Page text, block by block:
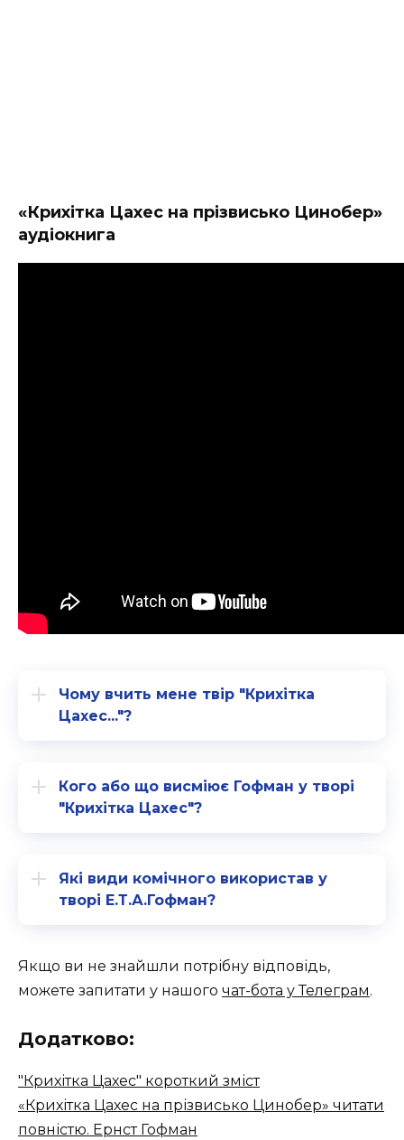
«Крихітка Цахес на прізвисько Цинобер»
аудіокнига
Чому вчить мене твір "Крихітка
Цахес..."?
Кого або що висміює Гофман у творі
"Крихітка Цахес"?
Які види комічного використав у
творі Е.Т.А.Гофман?
Якщо ви не знайшли потрібну відповідь,
можете запитати у нашого чат-бота у Телеграм.
Додатково:
"Крихітка Цахес" короткий зміст
«Крихітка Цахес на прізвисько Цинобер» читати
повністю. Ернст Гофман